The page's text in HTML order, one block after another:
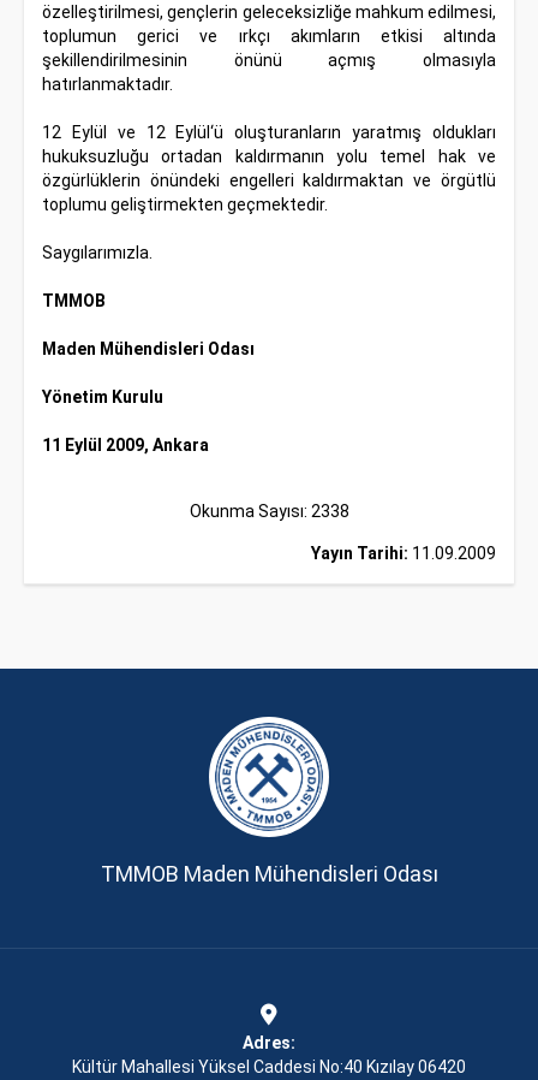
özelleştirilmesi, gençlerin geleceksizliğe mahkum edilmesi,
toplumun gerici ve ırkçı akımların etkisi altında
şekillendirilmesinin önünü açmış olmasıyla
hatırlanmaktadır.
12 Eylül ve 12 Eylül‘ü oluşturanların yaratmış oldukları
hukuksuzluğu ortadan kaldırmanın yolu temel hak ve
özgürlüklerin önündeki engelleri kaldırmaktan ve örgütlü
toplumu geliştirmekten geçmektedir.
Saygılarımızla.
TMMOB
Maden Mühendisleri Odası
Yönetim Kurulu
11 Eylül 2009, Ankara
Okunma Sayısı: 2338
Yayın Tarihi: 11.09.2009
TMMOB Maden Mühendisleri Odası
Adres:
Kültür Mahallesi Yüksel Caddesi No:40 Kızılay 06420